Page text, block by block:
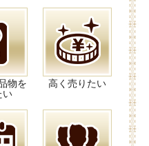
物を
い
高く売りたい